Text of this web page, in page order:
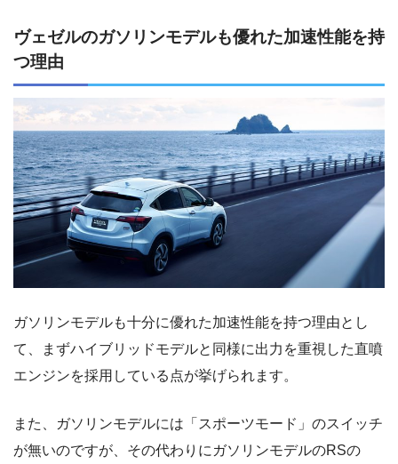
ヴェゼルのガソリンモデルも優れた加速性能を持
つ理由
ガソリンモデルも十分に優れた加速性能を持つ理由とし
て、まずハイブリッドモデルと同様に出力を重視した直噴
エンジンを採用している点が挙げられます。
また、ガソリンモデルには「スポーツモード」のスイッチ
が無いのですが、その代わりにガソリンモデルのRSの